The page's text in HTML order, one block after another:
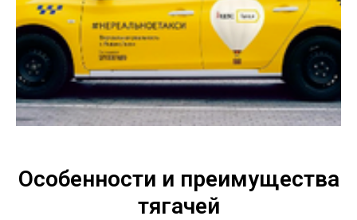
Особенности и преимущества
тягачей